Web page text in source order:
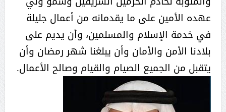
عهده الأمين على ما يقدمانه من أعمال جليلة
في خدمة الإسلام والمسلمين، وأن يديم على
بلادنا الأمن والأمان وأن يبلغنا شهر رمضان وأن
يتقبل من الجميع الصيام والقيام وصالح الأعمال.